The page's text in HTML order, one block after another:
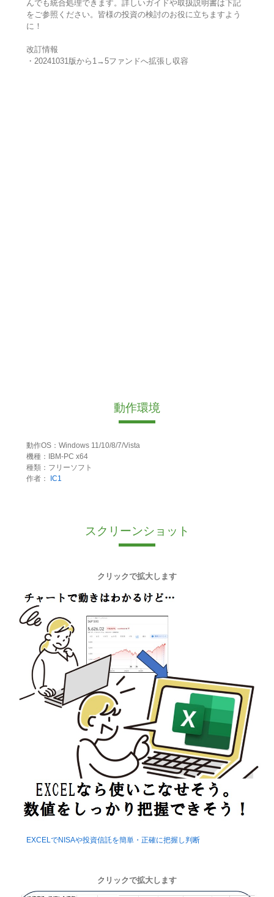
んでも統合処理できます。詳しいガイドや取扱説明書は下記
をご参照ください。皆様の投資の検討のお役に立ちますよう
に！
改訂情報
・20241031版から1→5ファンドへ拡張し収容
動作環境
動作OS：Windows 11/10/8/7/Vista
機種：IBM-PC x64
種類：フリーソフト
作者：
IC1
スクリーンショット
クリックで拡大します
EXCELでNISAや投資信託を簡単・正確に把握し判断
クリックで拡大します